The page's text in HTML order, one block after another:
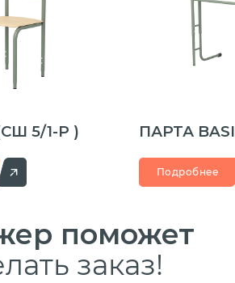
5/1-Р ) ПАРТА
Подробнее
поможет
заказ!